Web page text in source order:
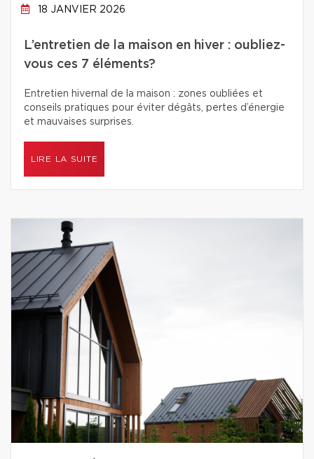
18 JANVIER 2026
L’entretien de la maison en hiver : oubliez-
vous ces 7 éléments?
Entretien hivernal de la maison : zones oubliées et
conseils pratiques pour éviter dégâts, pertes d’énergie
et mauvaises surprises.
LIRE LA SUITE